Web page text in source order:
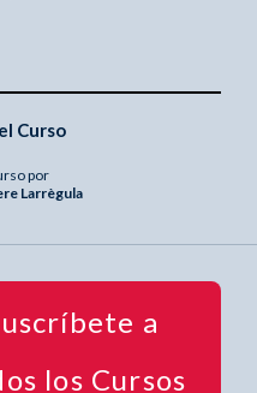
Curso
por
Larrègula
a
los Cursos